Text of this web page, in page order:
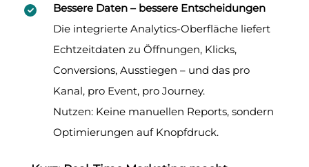
Bessere Daten – bessere Entscheidungen
Die integrierte Analytics-Oberfläche liefert
Echtzeitdaten zu Öffnungen, Klicks,
Conversions, Ausstiegen – und das pro
Kanal, pro Event, pro Journey.
Nutzen: Keine manuellen Reports, sondern
Optimierungen auf Knopfdruck.